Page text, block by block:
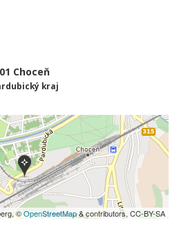
Choceň
kraj
©OpenStreetMap& contributors, CC-BY-SA